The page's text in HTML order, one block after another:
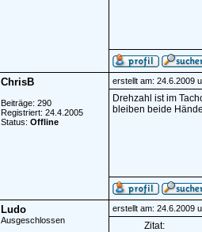
ChrisB
Beiträge: 290
Registriert: 24.4.2005
Status: Offline
erstellt am: 24.6.2009
Drehzahl ist im
bleiben beide
Ludo
Ausgeschlossen
erstellt am: 24.6.2009
Zitat: